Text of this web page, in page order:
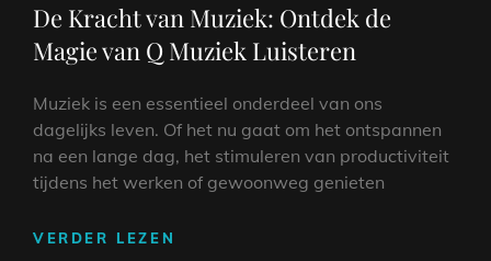
ONVERGETELIJKE
MUZIKALE
ERVARING!
De Kracht van Muziek: Ontdek de
Magie van Q Muziek Luisteren
Muziek is een essentieel onderdeel van ons
dagelijks leven. Of het nu gaat om het ontspannen
na een lange dag, het stimuleren van productiviteit
tijdens het werken of gewoonweg genieten
VERDER LEZEN